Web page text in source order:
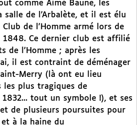
comme Aimé Baune, les
salle de l’Arbalète, et il est élu
de l’Homme armé lors de
Ce dernier club est affilié
de l’Homme ; après les
il est contraint de déménager
Merry (là ont eu lieu
les plus tragiques de
tout un symbole !), et ses
de plusieurs poursuites pour
à la haine du